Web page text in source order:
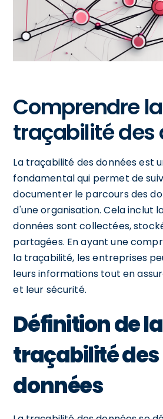
Comprendre la
traçabilité des
La traçabilité des données est
fondamental qui permet de
documenter le parcours des
d'une organisation. Cela inclut
données sont collectées,
partagées. En ayant une
la traçabilité, les entreprises
leurs informations tout en
et leur sécurité.
Définition de la
traçabilité des
données